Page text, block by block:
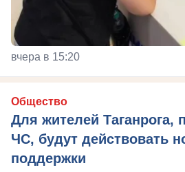
вчера в 15:20
Общество
Для жителей Таганрога,
ЧС, будут действовать
поддержки